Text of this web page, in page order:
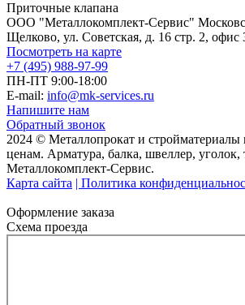
Приточные клапана
ООО "Металлокомплект-Сервис"
Щелково, ул. Советская, д. 16 стр. 2, офис
Посмотреть на карте
+7 (495) 988-97-99
ПН-ПТ 9:00-18:00
E-mail: info@mk-services.ru
Напишите нам
Обратный звонок
2024 © Металлопрокат и
ценам. Арматура, балка, швеллер, уголок,
Металлокомплект-Сервис.
Карта сайта | Политика
Оформление заказа
Схема проезда